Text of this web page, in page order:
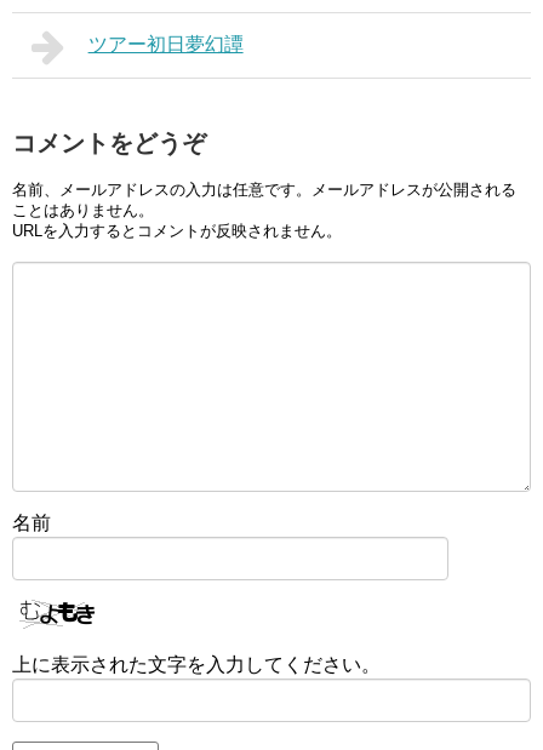
ツアー初日夢幻譚
コメントをどうぞ
名前、メールアドレスの入力は任意です。メールアドレスが公開される
ことはありません。
URLを入力するとコメントが反映されません。
名前
上に表示された文字を入力してください。